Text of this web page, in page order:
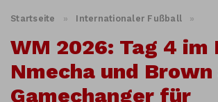
Startseite » Internationaler Fußball »
WM 2026: Tag 4 im
Nmecha und Brown
Gamechanger für